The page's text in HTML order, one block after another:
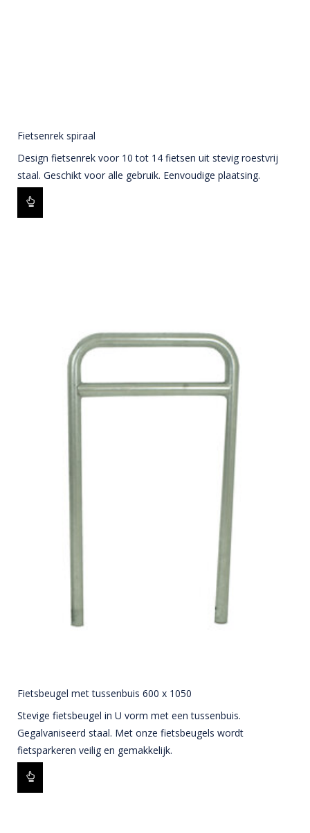
Fietsenrek spiraal
Design fietsenrek voor 10 tot 14 fietsen uit stevig roestvrij
staal. Geschikt voor alle gebruik. Eenvoudige plaatsing.
Fietsbeugel met tussenbuis 600 x 1050
Stevige fietsbeugel in U vorm met een tussenbuis.
Gegalvaniseerd staal. Met onze fietsbeugels wordt
fietsparkeren veilig en gemakkelijk.